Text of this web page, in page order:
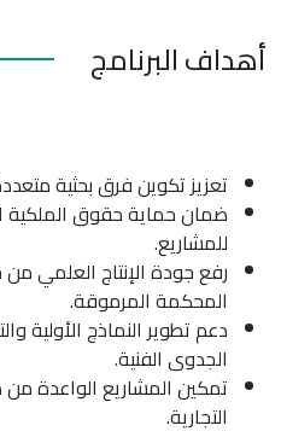
أهداف البرنامج
تعزيز تكوين فرق بحثية
ضمان حماية حقوق الملكية
للمشاريع.
رفع جودة الإنتاج العلمي
المحكمة المرموقة.
دعم تطوير النماذج الأولية
الجدوى الفنية.
تمكين المشاريع الواعدة
التجارية.